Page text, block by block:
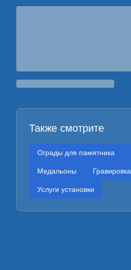
Также смотрите
Ограды для памятника
Медальоны Гравировка
Услуги установки